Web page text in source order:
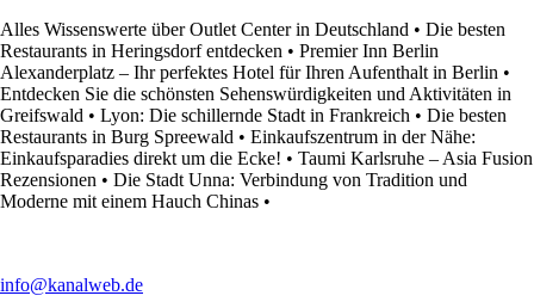
Alles Wissenswerte über Outlet Center in Deutschland • Die besten
Restaurants in Heringsdorf entdecken • Premier Inn Berlin
Alexanderplatz – Ihr perfektes Hotel für Ihren Aufenthalt in Berlin •
Entdecken Sie die schönsten Sehenswürdigkeiten und Aktivitäten in
Greifswald • Lyon: Die schillernde Stadt in Frankreich • Die besten
Restaurants in Burg Spreewald • Einkaufszentrum in der Nähe:
Einkaufsparadies direkt um die Ecke! • Taumi Karlsruhe – Asia Fusion
Rezensionen • Die Stadt Unna: Verbindung von Tradition und
Moderne mit einem Hauch Chinas •
info@kanalweb.de